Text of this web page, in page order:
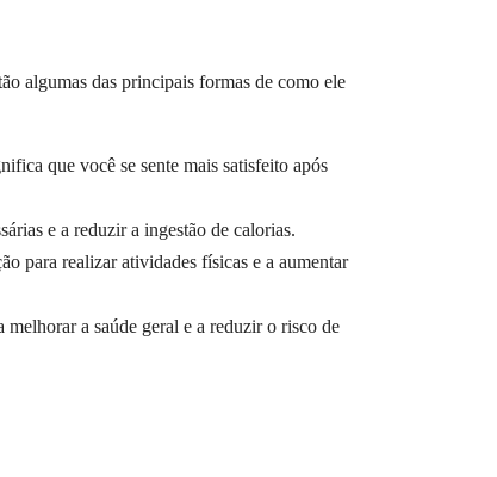
algumas das principais formas de como ele
que você se sente mais satisfeito após
e a reduzir a ingestão de calorias.
para realizar atividades físicas e a aumentar
a saúde geral e a reduzir o risco de